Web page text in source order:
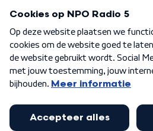
Aanmelden
Algemene voorwaarden